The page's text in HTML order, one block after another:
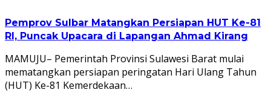
Pemprov Sulbar Matangkan Persiapan HUT Ke-81
RI, Puncak Upacara di Lapangan Ahmad Kirang
MAMUJU– Pemerintah Provinsi Sulawesi Barat mulai
mematangkan persiapan peringatan Hari Ulang Tahun
(HUT) Ke-81 Kemerdekaan…